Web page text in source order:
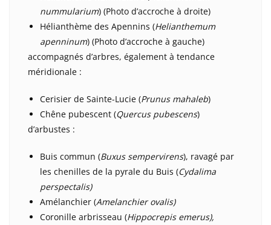
nummularium) (Photo d’accroche à droite)
Hélianthème des Apennins (Helianthemum
apenninum) (Photo d’accroche à gauche)
accompagnés d’arbres, également à tendance
méridionale :
Cerisier de Sainte-Lucie (Prunus mahaleb)
Chêne pubescent (Quercus pubescens)
d’arbustes :
Buis commun (Buxus sempervirens), ravagé par
les chenilles de la pyrale du Buis (Cydalima
perspectalis)
Amélanchier (Amelanchier ovalis)
Coronille arbrisseau (Hippocrepis emerus),